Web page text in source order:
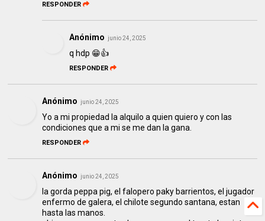
RESPONDER
Anónimo junio 24, 2025
q hdp 😁👍
RESPONDER
Anónimo junio 24, 2025
Yo a mi propiedad la alquilo a quien quiero y con las
condiciones que a mi se me dan la gana.
RESPONDER
Anónimo junio 24, 2025
la gorda peppa pig, el falopero paky barrientos, el jugador
enfermo de galera, el chilote segundo santana, estan
hasta las manos.